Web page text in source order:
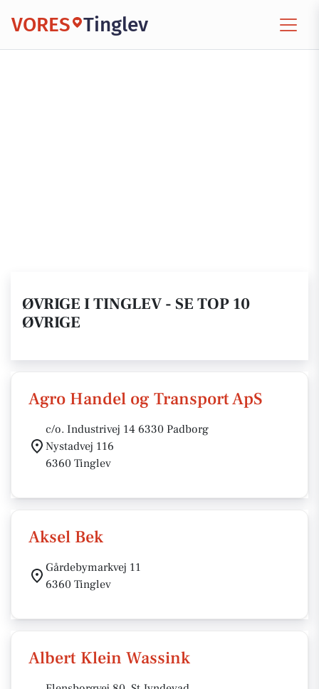
VORES Tinglev
ØVRIGE I TINGLEV - SE TOP 10
ØVRIGE
Agro Handel og Transport ApS
c/o. Industrivej 14 6330 Padborg
Nystadvej 116
6360 Tinglev
Aksel Bek
Gårdebymarkvej 11
6360 Tinglev
Albert Klein Wassink